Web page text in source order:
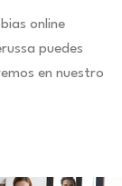
online
puedes
en nuestro